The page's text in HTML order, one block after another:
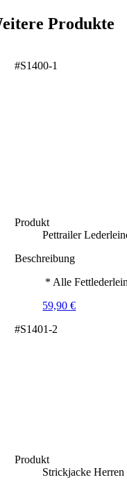
Produkte
#S1400-1
Produkt
Pettrailer
Beschreibung
* Alle
59,90€
#S1401-2
Produkt
Strickjacke Herren